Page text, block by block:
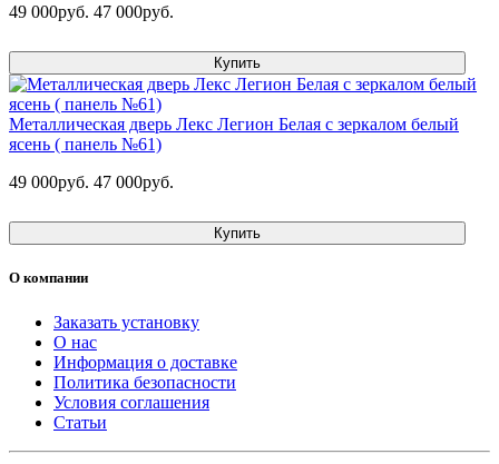
49 000руб. 47 000руб.
Купить
Металлическая дверь Лекс Легион Белая с зеркалом белый
ясень ( панель №61)
49 000руб. 47 000руб.
Купить
О компании
Заказать установку
О нас
Информация о доставке
Политика безопасности
Условия соглашения
Статьи